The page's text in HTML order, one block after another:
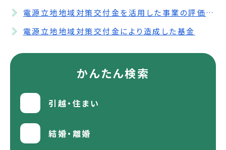
電源立地地域対策交付金を活用した事業の評価報告書の公表について
電源立地地域対策交付金により造成した基金
かんたん検索
引越・住まい
結婚・離婚